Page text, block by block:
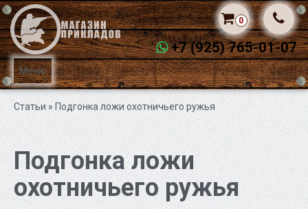
Меню
+7 (925) 765-01-07
0
Статьи » Подгонка ложи охотничьего ружья
Подгонка ложи
охотничьего ружья